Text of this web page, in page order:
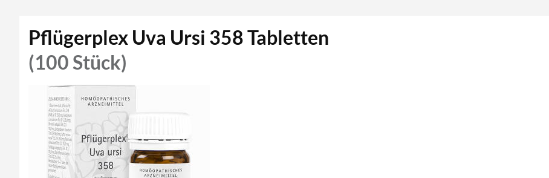
Pflügerplex Uva Ursi 358 Tabletten
(100 Stück)